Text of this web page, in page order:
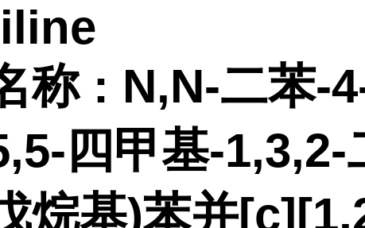
称 : N,N-二苯-
四甲基-1,3,2-
烷基)苯并